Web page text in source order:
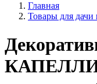
Главная
Товары для дачи